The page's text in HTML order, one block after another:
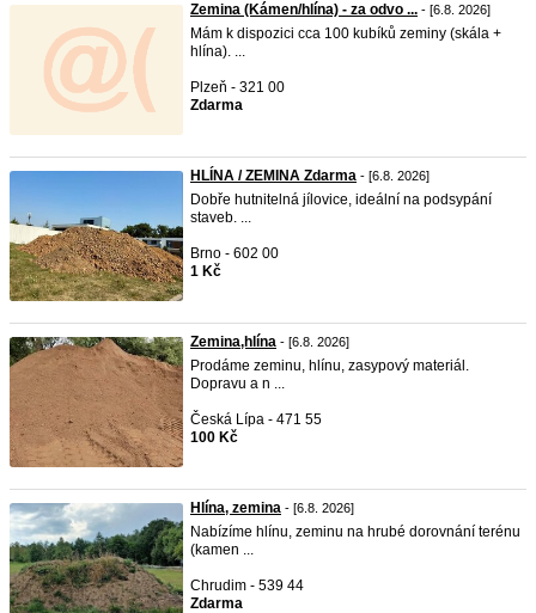
Zemina (Kámen/hlína) - za odvo ... - [6.8. 2026]
Mám k dispozici cca 100 kubíků zeminy (skála +
hlína). ...
Plzeň - 321 00
Zdarma
HLÍNA / ZEMINA Zdarma - [6.8. 2026]
Dobře hutnitelná jílovice, ideální na podsypání
staveb. ...
Brno - 602 00
1 Kč
Zemina,hlína - [6.8. 2026]
Prodáme zeminu, hlínu, zasypový materiál.
Dopravu a n ...
Česká Lípa - 471 55
100 Kč
Hlína, zemina - [6.8. 2026]
Nabízíme hlínu, zeminu na hrubé dorovnání terénu
(kamen ...
Chrudim - 539 44
Zdarma